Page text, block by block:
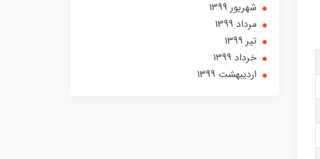
شهریور 1399
مرداد 1399
تير 1399
خرداد 1399
ارديبهشت 1399